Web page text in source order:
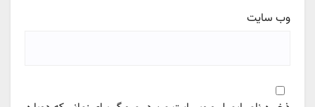
وب‌ سایت